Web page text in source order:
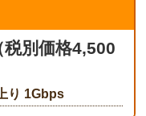
別価格4,500
り 1Gbps